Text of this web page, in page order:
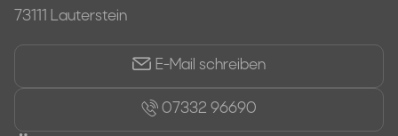
73111 Lauterstein
E-Mail schreiben
07332 96690